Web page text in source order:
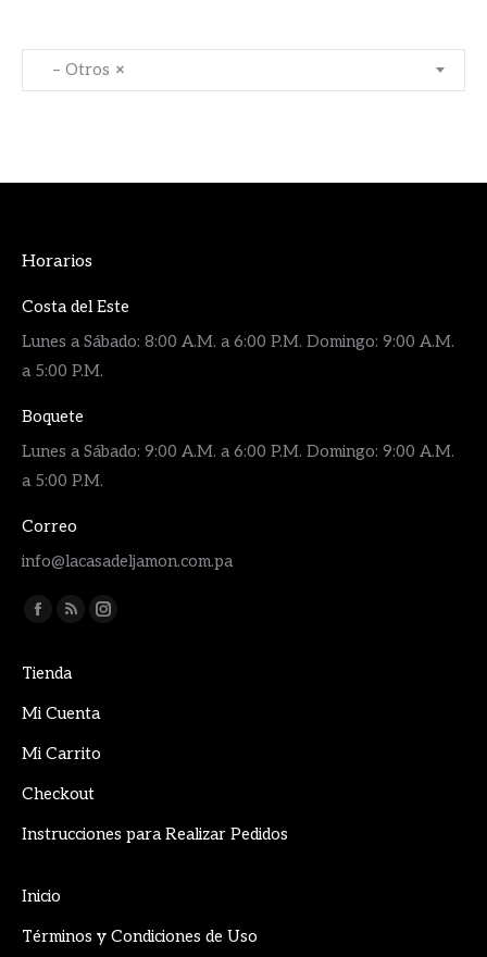
×
– Otros
Horarios
Costa del Este
Lunes a Sábado: 8:00 A.M. a 6:00 P.M. Domingo: 9:00 A.M.
a 5:00 P.M.
Boquete
Lunes a Sábado: 9:00 A.M. a 6:00 P.M. Domingo: 9:00 A.M.
a 5:00 P.M.
Correo
info@lacasadeljamon.com.pa
Encuéntranos en:
Facebook
opens
in
window
Rss
opens
in
window
Instagram
Tienda
Mi Cuenta
Mi Carrito
Checkout
Instrucciones para Realizar Pedidos
Inicio
Términos y Condiciones de Uso